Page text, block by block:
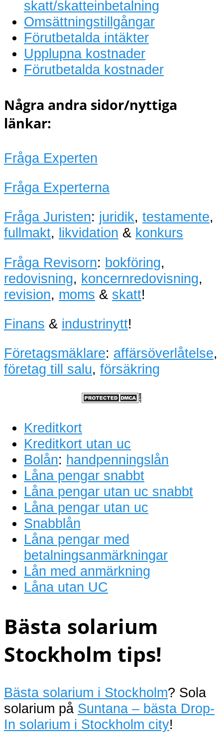
skatt/skatteinbetalning
Omsättningstillgångar
Förutbetalda intäkter
Upplupna kostnader
Förutbetalda kostnader
Några andra sidor/nyttiga
länkar:
Fråga Experten
Fråga Experterna
Fråga Juristen: juridik, testamente,
fullmakt, likvidation & konkurs
Fråga Revisorn: bokföring,
redovisning, koncernredovisning,
revision, moms & skatt!
Finans & industrinytt!
Företagsmäklare: affärsöverlåtelse,
företag till salu, försäkring
Kreditkort
Kreditkort utan uc
Bolån: handpenningslån
Låna pengar snabbt
Låna pengar utan uc snabbt
Låna pengar utan uc
Snabblån
Låna pengar med
betalningsanmärkningar
Lån med anmärkning
Låna utan UC
Bästa solarium
Stockholm tips!
Bästa solarium i Stockholm? Sola
solarium på Suntana – bästa Drop-
In solarium i Stockholm city!